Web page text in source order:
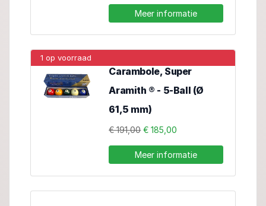
Meer informatie
1 op voorraad
Carambole, Super
Aramith ® - 5-Ball (Ø
61,5 mm)
€ 191,00€ 185,00
Meer informatie